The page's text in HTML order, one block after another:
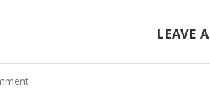
LEAVE